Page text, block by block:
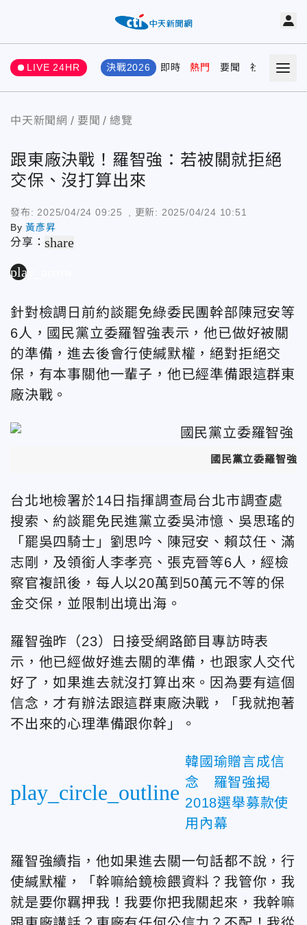
LIVE 24HR 決戰2026 即時 熱門 要聞 社會 娛樂
中天新聞網 要聞 總覽
跟東廠決戰！羅智強：若被關就拒絕
交保、沒打算出來
發布: 2025/04/24 09:25 , 更新: 2025/04/24 10:51
By黃彥昇
分享：share
play_arrow
針對檢調日前約談罷免綠委民團幹部陳冠安等
6人，國民黨立委羅智強表示，他已做好被關
的準備，進去後會行使緘默權，絕對拒絕交
保，有本事關他一輩子，他已經準備跟這群東
廠決戰。
國民黨立委羅智強
台北地檢署於14日指揮調查局台北市調查處
搜索、約談罷免民進黨立委吳沛憶、吳思瑤的
「罷吳四騎士」劉思吟、陳冠安、賴苡任、滿
志剛，及領銜人李孝亮、張克晉等6人，經檢
察官複訊後，每人以20萬到50萬元不等的保
金交保，並限制出境出海。
羅智強昨（23）日接受網路節目專訪時表
示，他已經做好進去關的準備，也跟家人交代
好了，如果進去就沒打算出來。因為要有這個
信念，才有辦法跟這群東廠決戰，「我就抱著
不出來的心理準備跟你幹」。
play_circle_outline
韓國瑜贈言成信
念 羅智強揭
2018選舉募款使
用內幕
羅智強續指，他如果進去關一句話都不說，行
使緘默權，「幹嘛給鏡檢餵資料？我管你，我
就是要你羈押我！我要你把我關起來，我幹嘛